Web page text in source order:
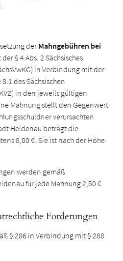
der Mahngebühren bei
der § 4 Abs. 2 Sächsisches
in Verbindung mit der
des Sächsischen
in den jeweils gültigen
Mahnung stellt den Gegenwert
verursachten
Heidenau beträgt die
8,00 €. Sie ist nach der Höhe
werden gemäß
für jede Mahnung 2,50 €
Forderungen
§ 286 in Verbindung mit § 288